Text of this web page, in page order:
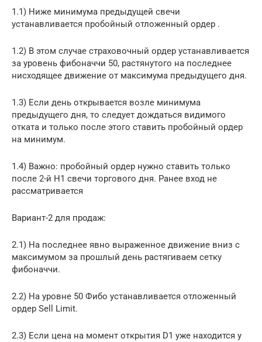
1.1) Ниже минимума предыдущей свечи
устанавливается пробойный отложенный ордер .
1.2) В этом случае страховочный ордер устанавливается
за уровень фибоначчи 50, растянутого на последнее
нисходящее движение от максимума предыдущего дня.
1.3) Если день открывается возле минимума
предыдущего дня, то следует дождаться видимого
отката и только после этого ставить пробойный ордер
на минимум.
1.4) Важно: пробойный ордер нужно ставить только
после 2-й H1 свечи торгового дня. Ранее вход не
рассматривается
Вариант-2 для продаж:
2.1) На последнее явно выраженное движение вниз с
максимумом за прошлый день растягиваем сетку
фибоначчи.
2.2) На уровне 50 Фибо устанавливается отложенный
ордер Sell Limit.
2.3) Если цена на момент открытия D1 уже находится у